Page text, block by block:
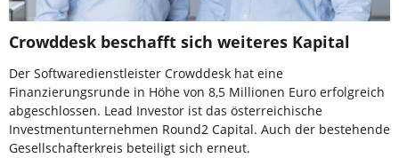
Crowddesk beschafft sich weiteres Kapital
Der Softwaredienstleister Crowddesk hat eine
Finanzierungsrunde in Höhe von 8,5 Millionen Euro erfolgreich
abgeschlossen. Lead Investor ist das österreichische
Investmentunternehmen Round2 Capital. Auch der bestehende
Gesellschafterkreis beteiligt sich erneut.